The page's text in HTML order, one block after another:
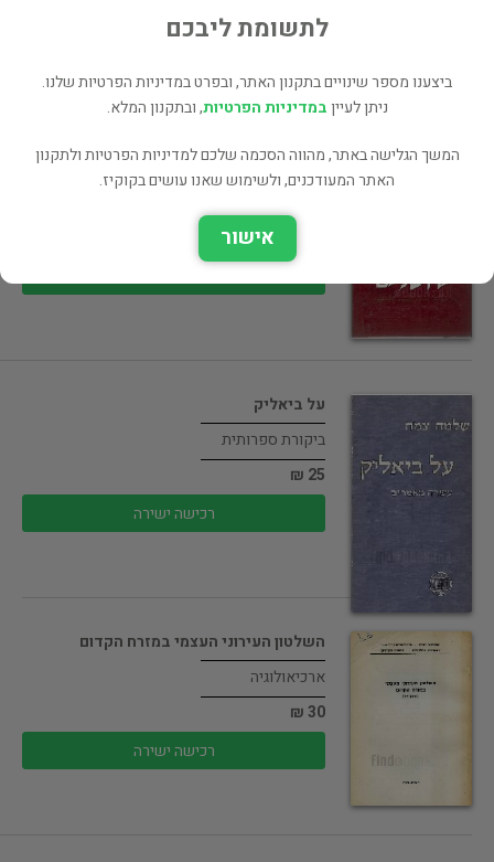
רכישה ישירה
שאלו שלום ירושלים - עיר הקודש…
על ביאליק
ביקורת ספרותית
25 ₪
רכישה ישירה
השלטון העירוני העצמי במזרח הקדום
ארכיאולוגיה
30 ₪
רכישה ישירה
לתשומת ליבכם
ביצענו מספר שינויים בתקנון האתר, ובפרט במדיניות הפרטיות שלנו.
ניתן לעייןבמדיניות הפרטיות, ובתקנון המלא.
המשך הגלישה באתר, מהווה הסכמה שלכם למדיניות הפרטיות ולתקנון
האתר המעודכנים, ולשימוש שאנו עושים בקוקיז.
אישור